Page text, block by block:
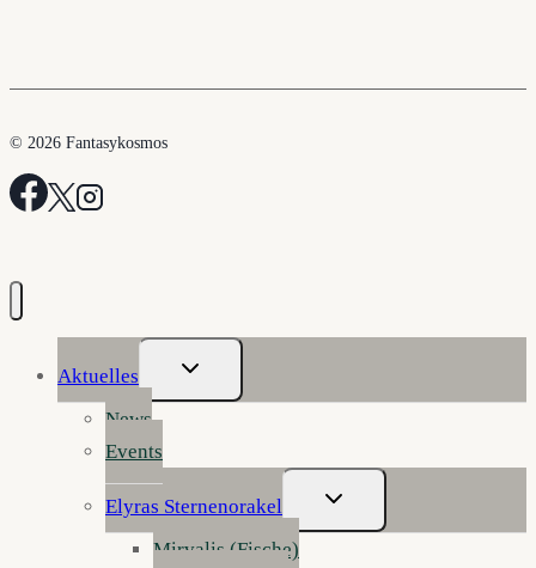
© 2026 Fantasykosmos
Aktuelles
Untermenü
Umschalten
News
Events
Elyras Sternenorakel
Untermenü
Umschalten
Mirvalis (Fische)